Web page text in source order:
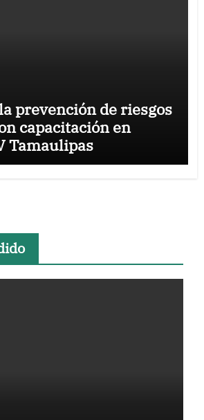
prevención de riesgos
capacitación en
Tamaulipas